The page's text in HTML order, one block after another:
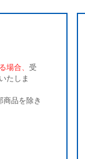
場合、 受
たしま
品を除き